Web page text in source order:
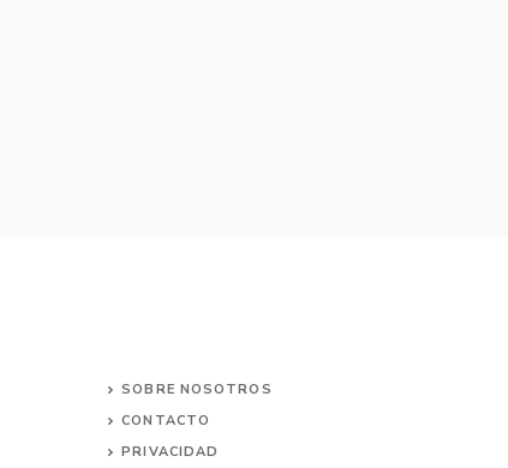
SOBRE NOSOTROS
CONTACTO
PRIVACIDAD